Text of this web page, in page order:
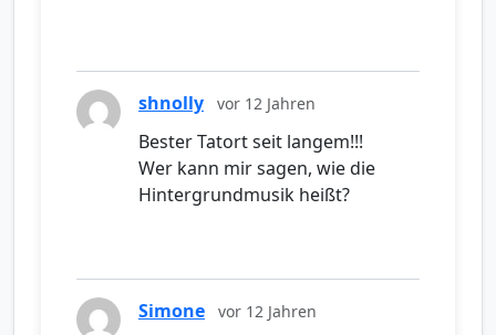
shnolly vor 12 Jahren
Bester Tatort seit langem!!!
Wer kann mir sagen, wie die
Hintergrundmusik heißt?
Simone vor 12 Jahren